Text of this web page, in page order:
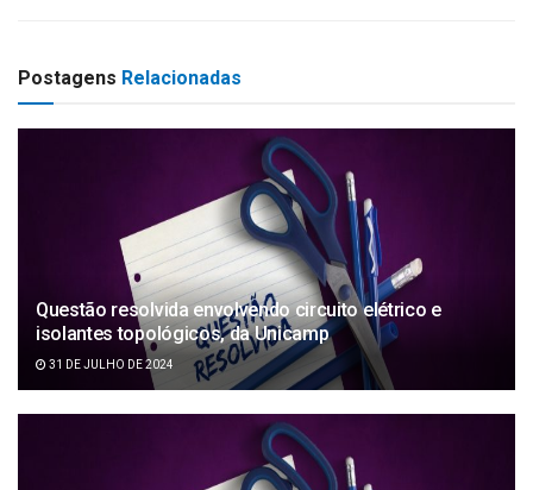
Postagens Relacionadas
Questão resolvida envolvendo circuito elétrico e
isolantes topológicos, da Unicamp
31 DE JULHO DE 2024